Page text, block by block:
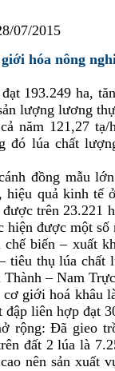
07/2015
hóa nông
193.249 ha,
lượng lương
năm 121,27
đó lúa chất
đồng mẫu
quả kinh tế
trên 23.221
hiện được một
biến – xuất
tiêu thụ lúa chất
– Nam
giới hoá khâu
đập liên hợp đạt
rộng: Đã gieo
đất 2 lúa là
nên sản xuất